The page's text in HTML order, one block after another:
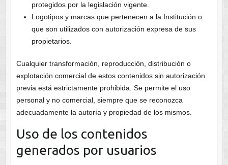
protegidos por la legislación vigente.
Logotipos y marcas que pertenecen a la Institución o
que son utilizados con autorización expresa de sus
propietarios.
Cualquier transformación, reproducción, distribución o
explotación comercial de estos contenidos sin autorización
previa está estrictamente prohibida. Se permite el uso
personal y no comercial, siempre que se reconozca
adecuadamente la autoría y propiedad de los mismos.
Uso de los contenidos
generados por usuarios